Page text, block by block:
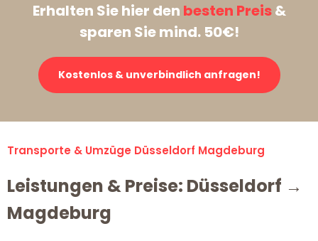
Erhalten Sie hier den besten Preis&
sparen Sie mind. 50€!
Kostenlos & unverbindlich anfragen!
Transporte & Umzüge Düsseldorf Magdeburg
Leistungen & Preise: Düsseldorf →
Magdeburg